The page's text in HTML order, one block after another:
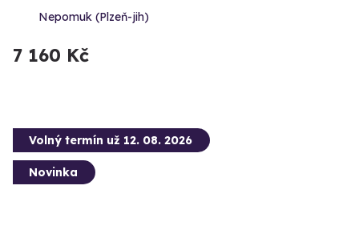
Nepomuk (Plzeň-jih)
7 160 Kč
Volný termín už 12. 08. 2026
Novinka